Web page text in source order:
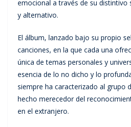
emocional a través de su distintivo
y alternativo.
El álbum, lanzado bajo su propio
canciones, en la que cada una
única de temas personales y
esencia de lo no dicho y lo
siempre ha caracterizado al grupo
hecho merecedor del
en el extranjero.